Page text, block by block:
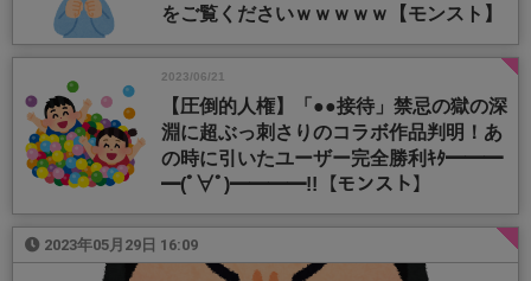
をご覧くださいｗｗｗｗｗ【モンスト】
2023/06/21
【圧倒的人権】「●●接待」禁忌の獄の深
淵に超ぶっ刺さりのコラボ作品判明！あ
の時に引いたユーザー完全勝利ｷﾀ━━━
━(ﾟ∀ﾟ)━━━━!!【モンスト】
2023年05月29日 16:09